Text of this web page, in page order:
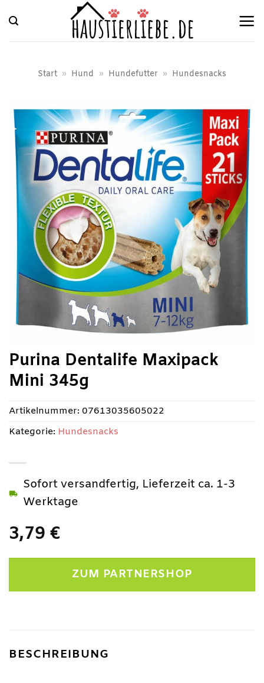
Inhalt
springen
Start » Hund » Hundefutter » Hundesnacks
Purina Dentalife Maxipack
Mini 345g
3,79 €
Sofort versandfertig, Lieferzeit ca. 1-3
Werktage
ZUM PARTNERSHOP
Artikelnummer: 07613035605022
Kategorie: Hundesnacks
BESCHREIBUNG